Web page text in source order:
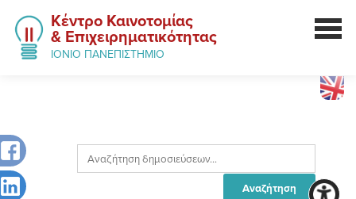
Κέντρο Καινοτομίας
& Επιχειρηματικότητας
ΙΟΝΙΟ ΠΑΝΕΠΙΣΤΗΜΙΟ